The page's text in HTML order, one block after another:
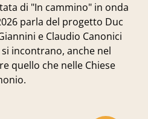
di "In cammino" in onda
parla del progetto Duc
e Claudio Canonici
incontrano, anche nel
quello che nelle Chiese